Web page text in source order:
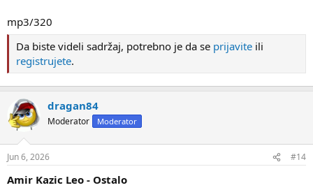
mp3/320
Da biste videli sadržaj, potrebno je da se prijavite ili
registrujete.
dragan84
Moderator Moderator
Jun 6, 2026 #14
Amir Kazic Leo - Ostalo